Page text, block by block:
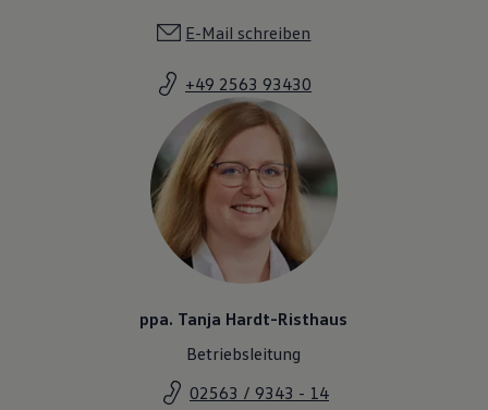
E-Mail schreiben
+49 2563 93430
ppa. Tanja Hardt-Risthaus
Betriebsleitung
02563 / 9343 - 14